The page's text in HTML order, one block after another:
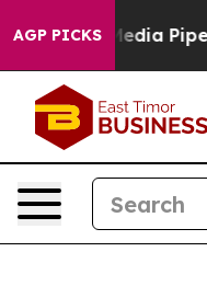
AGP PICKS
'Maga Media